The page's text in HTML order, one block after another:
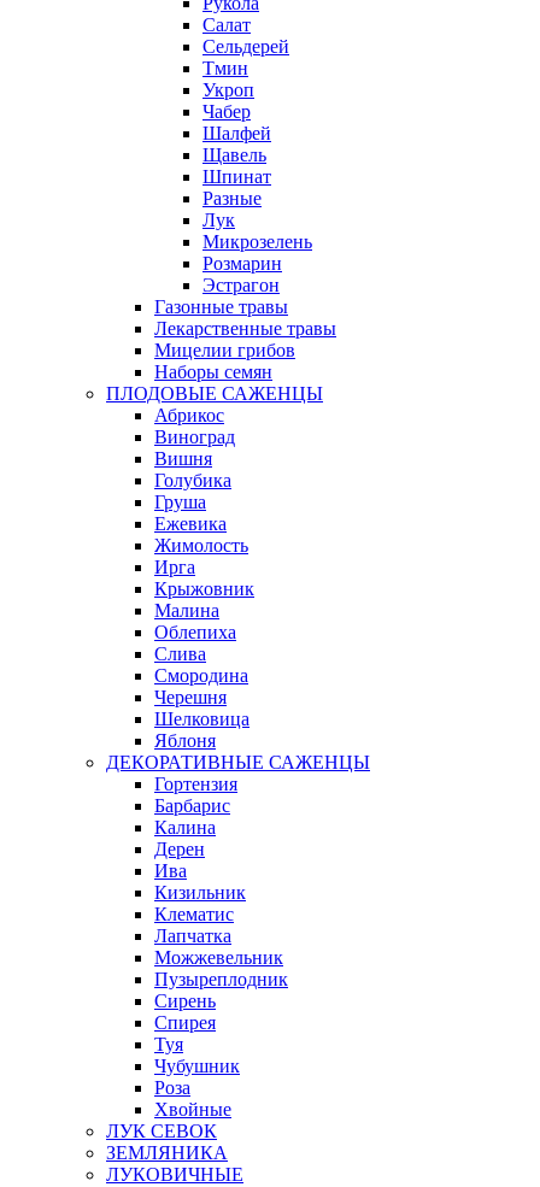
Салат
Сельдерей
Тмин
Укроп
Чабер
Шалфей
Щавель
Шпинат
Разные
Лук
Микрозелень
Розмарин
Эстрагон
Газонные травы
Лекарственные травы
Мицелии грибов
Наборы семян
ПЛОДОВЫЕ САЖЕНЦЫ
Абрикос
Виноград
Вишня
Голубика
Груша
Ежевика
Жимолость
Ирга
Крыжовник
Малина
Облепиха
Слива
Смородина
Черешня
Шелковица
Яблоня
ДЕКОРАТИВНЫЕ САЖЕНЦЫ
Гортензия
Барбарис
Калина
Дерен
Ива
Кизильник
Клематис
Лапчатка
Можжевельник
Пузыреплодник
Сирень
Спирея
Туя
Чубушник
Роза
Хвойные
ЛУК СЕВОК
ЗЕМЛЯНИКА
ЛУКОВИЧНЫЕ